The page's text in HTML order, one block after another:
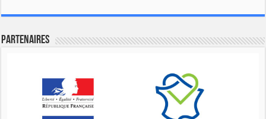
Partenaires